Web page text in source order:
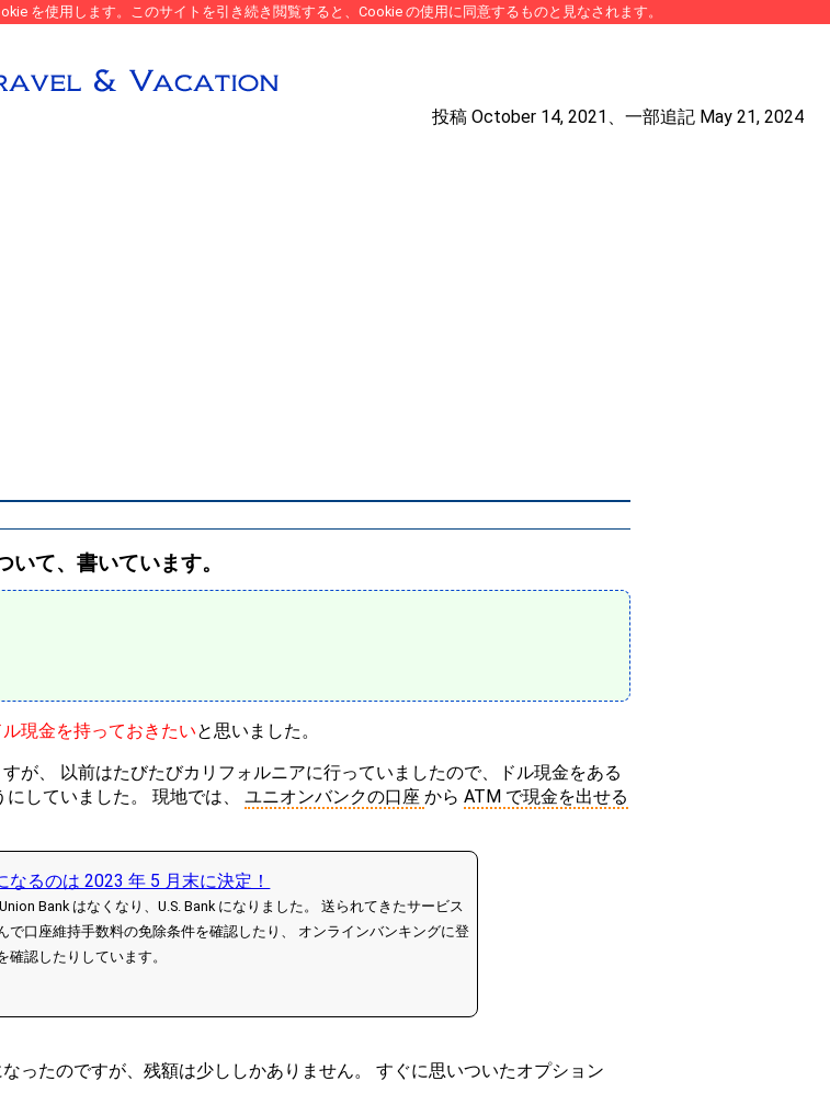
を使用します。このサイトを引き続き閲覧すると、Cookie の使用に同意するものと見なされます。
投稿 October 14, 2021、一部追記 May 21, 2024
て、書いています。
ル現金を持っておきたいと思いました。
が、 以前はたびたびカリフォルニアに行っていましたので、ドル現金をある
していました。 現地では、 ユニオンバンクの口座 から ATM で現金を出せる
なるのは 2023 年 5 月末に決定！
Bank はなくなり、U.S. Bank になりました。 送られてきたサービス
で口座維持手数料の免除条件を確認したり、 オンラインバンキングに登
確認したりしています。
ったのですが、残額は少ししかありません。 すぐに思いついたオプション